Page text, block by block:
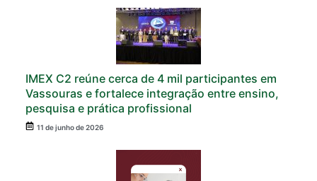
IMEX C2 reúne cerca de 4 mil participantes em
Vassouras e fortalece integração entre ensino,
pesquisa e prática profissional
11 de junho de 2026